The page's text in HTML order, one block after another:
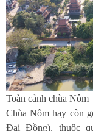
Toàn cảnh chùa Nôm
Chùa Nôm hay còn
Đại Đồng), thuộc